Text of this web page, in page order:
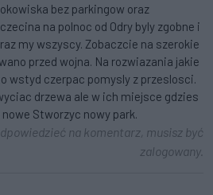
bez parkingow oraz
na polnoc od Odry byly zgobne i
my wszyscy. Zobaczcie na szerokie
przed wojna. Na rozwiazania jakie
wstyd czerpac pomysly z przeslosci.
drzewa ale w ich miejsce gdzies
Stworzyc nowy park.
na komentarz, musisz być
zalogowany.